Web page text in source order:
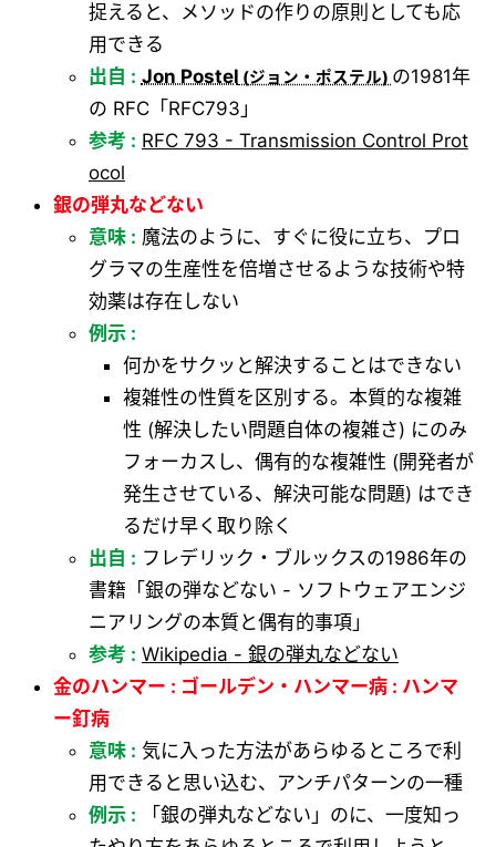
捉えると、メソッドの作りの原則としても応
用できる
出自 : Jon Postel
の1981年
の RFC「RFC793」
参考 : RFC 793 - Transmission Control Prot
ocol
銀の弾丸などない
意味 : 魔法のように、すぐに役に立ち、プロ
グラマの生産性を倍増させるような技術や特
効薬は存在しない
例示 :
何かをサクッと解決することはできない
複雑性の性質を区別する。本質的な複雑
性 (解決したい問題自体の複雑さ) にのみ
フォーカスし、偶有的な複雑性 (開発者が
発生させている、解決可能な問題) はでき
るだけ早く取り除く
出自 : フレデリック・ブルックスの1986年の
書籍「銀の弾などない - ソフトウェアエンジ
ニアリングの本質と偶有的事項」
参考 : Wikipedia - 銀の弾丸などない
金のハンマー : ゴールデン・ハンマー病 : ハンマ
ー釘病
意味 : 気に入った方法があらゆるところで利
用できると思い込む、アンチパターンの一種
例示 : 「銀の弾丸などない」のに、一度知っ